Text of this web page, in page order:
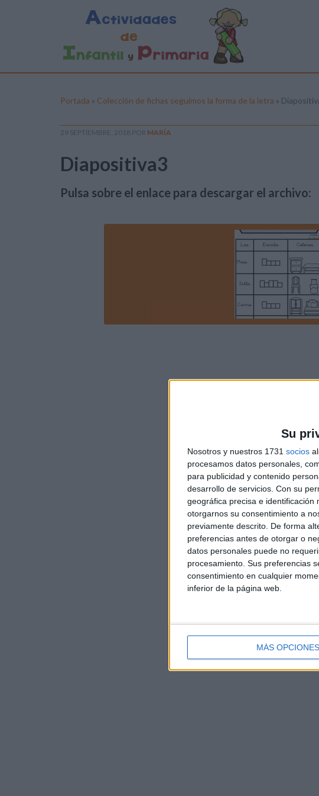
Su
Nosotros y nuestros 1731 socios
procesamos datos personales,
para publicidad y contenido
desarrollo de servicios. Con su
geográfica precisa e identificación
otorgarnos su consentimiento a
previamente descrito. De forma
preferencias antes de otorgar o
datos personales puede no
procesamiento. Sus preferencias
consentimiento en cualquier
inferior de la página web.
MÁS OPCIONES
Portada » Colección de fichas seguimos la forma de la letra »
29 SEPTIEMBRE, 2018 POR MARÍA
Diapositiva3
Pulsa sobre el enlace para descargar el archivo: